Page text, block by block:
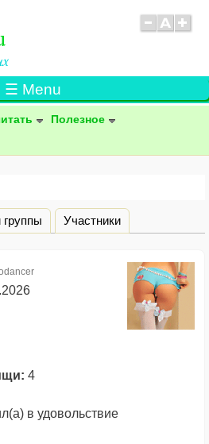
☰ Menu
Полезное
Участники
4
в удовольствие